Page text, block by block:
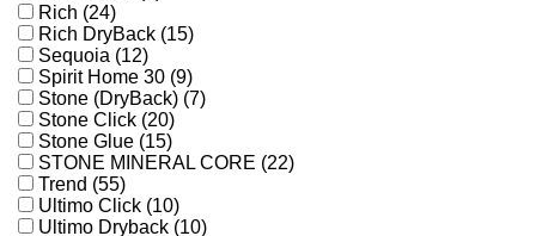
Rich (24)
Rich DryBack (15)
Sequoia (12)
Spirit Home 30 (9)
Stone (DryBack) (7)
Stone Click (20)
Stone Glue (15)
STONE MINERAL CORE (22)
Trend (55)
Ultimo Click (10)
Ultimo Dryback (10)